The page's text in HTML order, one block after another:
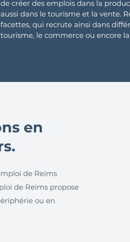
de créer des emplois dans la
aussi dans le tourisme et la vente.
facettes, qui recrute ainsi dans
tourisme, le commerce ou encore
en
de Reims
de Reims propose
ou en